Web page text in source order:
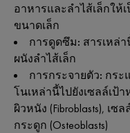
อาหารและลำไส้เล็กให้
ขนาดเล็ก
การดูดซึม: สารเหล่
ผนังลำไส้เล็ก
การกระจายตัว: กระ
โนเหล่านี้ไปยังเซลล์เป้
ผิวหนัง (Fibroblasts), เซ
กระดูก (Osteoblasts)